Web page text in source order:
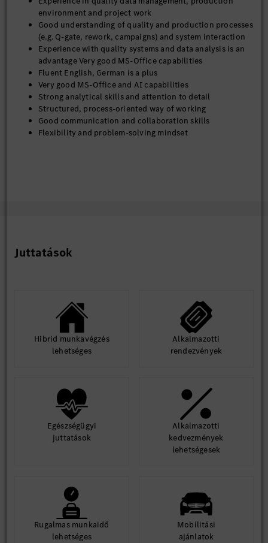
environment and project work
Good understanding of quality and production processes
(e.g. Q-gate, rework, campaigns) and system interaction
Experience with quality systems and data analysis is an
advantage Very good MS-Office capabilities
Fluent English, German is a plus
Very good MS-Office and AI capabilities
Strong analytical skills and attention to detail
Structured, process-oriented way of working
Good communication and collaboration skills
Flexibility and problem-solving mindset
Juttatások
Hibrid munkavégzés
lehetséges
Alkalmazotti
rendezvények
Egészségügyi
juttatások
Alkalmazotti
kedvezmények
lehetségesek
Rugalmas munkaidő
lehetséges
Mobilitási
ajánlatok